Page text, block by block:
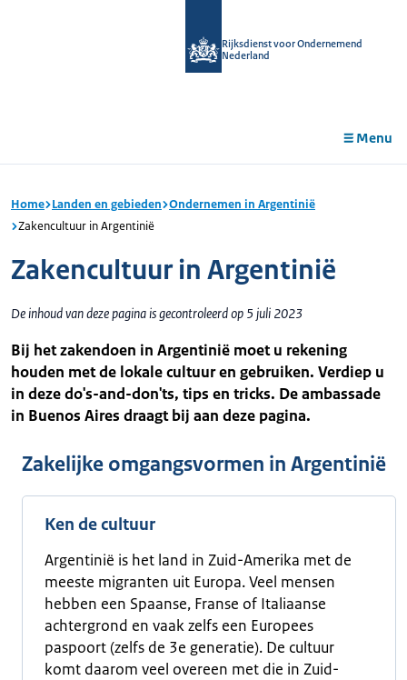
Rijksdienst voor Ondernemend
Nederland
Menu
Home Landen en gebieden Ondernemen in Argentinië
Zakencultuur in Argentinië
Zakencultuur in Argentinië
De inhoud van deze pagina is gecontroleerd op 5 juli 2023
Bij het zakendoen in Argentinië moet u rekening
houden met de lokale cultuur en gebruiken. Verdiep u
in deze do's-and-don'ts, tips en tricks. De ambassade
in Buenos Aires draagt bij aan deze pagina.
Zakelijke omgangsvormen in Argentinië
Ken de cultuur
Argentinië is het land in Zuid-Amerika met de
meeste migranten uit Europa. Veel mensen
hebben een Spaanse, Franse of Italiaanse
achtergrond en vaak zelfs een Europees
paspoort (zelfs de 3e generatie). De cultuur
komt daarom veel overeen met die in Zuid-